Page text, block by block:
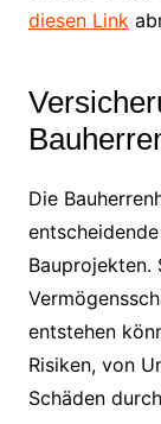
diesen Link
Die
Bauprojekten.
entstehen
Risiken, von
Schäden